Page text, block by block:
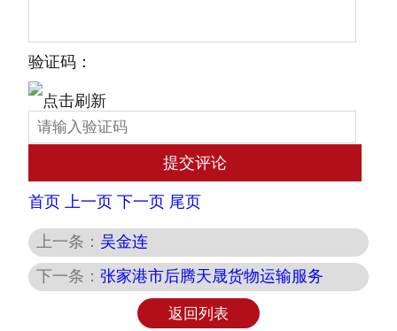
验证码：
首页 上一页 下一页 尾页
上一条： 吴金连
下一条： 张家港市后腾天晟货物运输服务
返回列表